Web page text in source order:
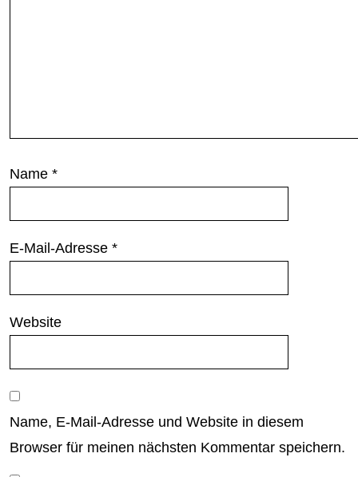
Name *
E-Mail-Adresse *
Website
Name, E-Mail-Adresse und Website in diesem
Browser für meinen nächsten Kommentar speichern.